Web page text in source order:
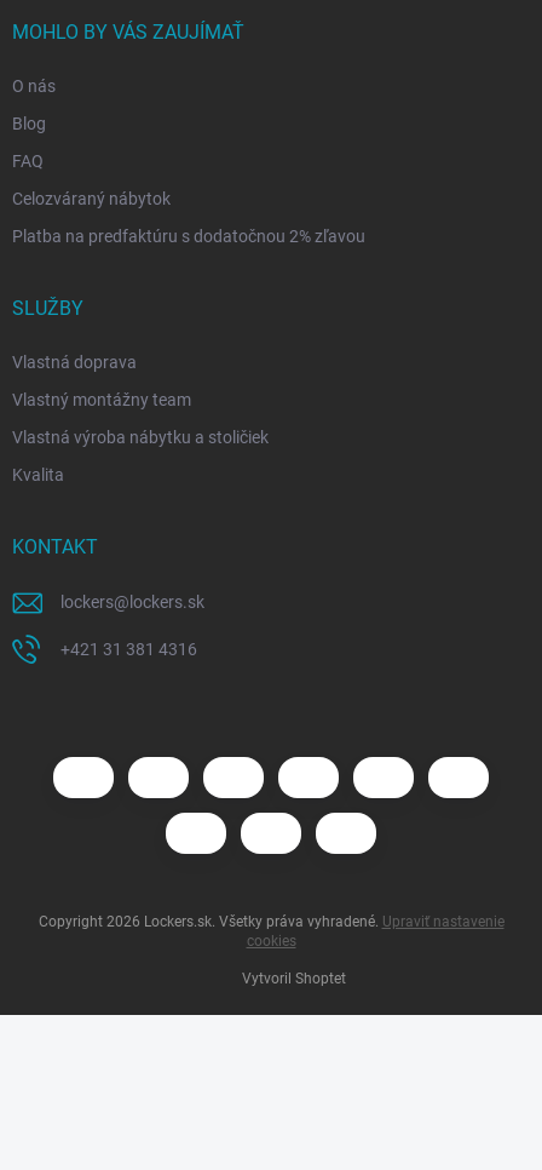
MOHLO BY VÁS ZAUJÍMAŤ
O nás
Blog
FAQ
Celozváraný nábytok
Platba na predfaktúru s dodatočnou 2% zľavou
SLUŽBY
Vlastná doprava
Vlastný montážny team
Vlastná výroba nábytku a stoličiek
Kvalita
KONTAKT
lockers@ lockers.sk
+421 31 381 4316
Vytvoril Shoptet
Copyright 2026 Lockers.sk. Všetky práva vyhradené. Upraviť nastavenie
cookies